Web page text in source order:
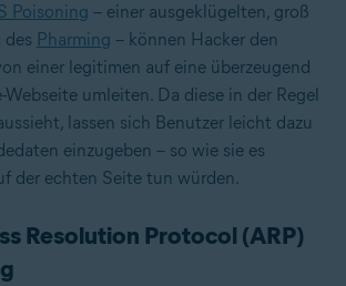
Poisoning – einer ausgeklügelten, groß
des Pharming – können Hacker den
einer legitimen auf eine überzeugend
Webseite umleiten. Da diese in der Regel
lassen sich Benutzer leicht dazu
einzugeben – so wie sie es
der echten Seite tun würden.
Resolution Protocol (ARP)